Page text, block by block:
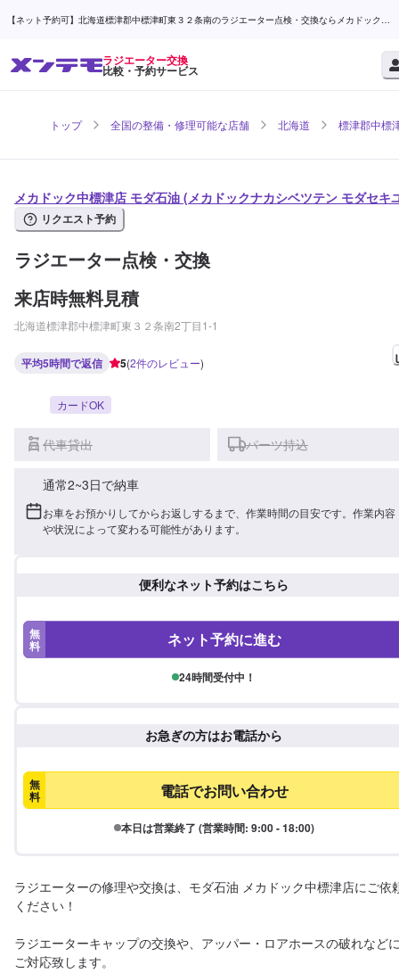
【ネット予約可】北海道標津郡中標津町東３２条南のラジエーター点検・交換ならメカドック中
ラジエーター交換
比較・予約サービス
トップ 全国の整備・修理可能な店舗 北海道 標津郡中標
メカドック中標津店 モダ石油 (メカドックナカシベツテン モダセキ
リクエスト予約
ラジエーター点検・交換
来店時無料見積
北海道標津郡中標津町東３２条南2丁目1-1
平均5時間で返信 5(2件のレビュー)
カードOK
代車貸出 パーツ持込
通常2~3日で納車
お車をお預かりしてからお返しするまで、作業時間の目安です。作業内容
や状況によって変わる可能性があります。
便利なネット予約はこちら
無
料 ネット予約に進む
24時間受付中！
お急ぎの方はお電話から
無
料 電話でお問い合わせ
本日は営業終了 (営業時間: 9:00 - 18:00)
ラジエーターの修理や交換は、モダ石油 メカドック中標津店にご依
ください！
ラジエーターキャップの交換や、アッパー・ロアホースの破れなど
ご対応致します。